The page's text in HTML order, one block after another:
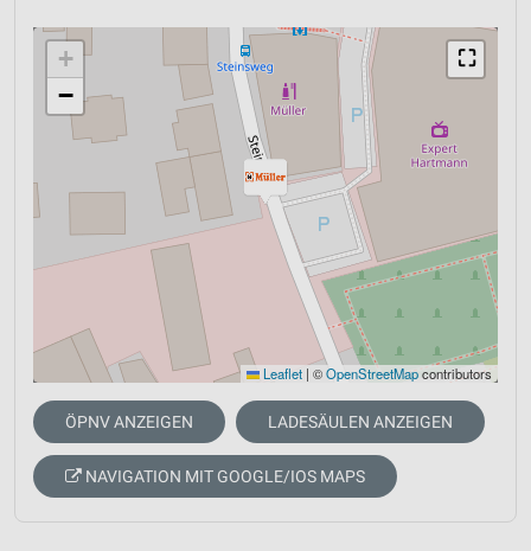
⛶
+
−
Leaflet | ©OpenStreetMapcontributors
ÖPNV ANZEIGEN LADESÄULEN ANZEIGEN
NAVIGATION MIT GOOGLE/IOS MAPS